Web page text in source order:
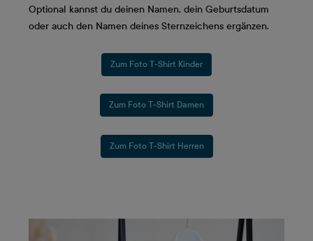
Optional kannst du deinen Namen, dein Geburtsdatum
oder auch den Namen deines Sternzeichens ergänzen.
Zum Foto T-Shirt Kinder
Zum Foto T-Shirt Damen
Zum Foto T-Shirt Herren